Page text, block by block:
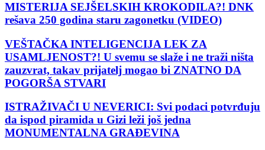
MISTERIJA SEJŠELSKIH KROKODILA?! DNK
rešava 250 godina staru zagonetku (VIDEO)
VEŠTAČKA INTELIGENCIJA LEK ZA
USAMLJENOST?! U svemu se slaže i ne traži ništa
zauzvrat, takav prijatelj mogao bi ZNATNO DA
POGORŠA STVARI
ISTRAŽIVAČI U NEVERICI: Svi podaci potvrđuju
da ispod piramida u Gizi leži još jedna
MONUMENTALNA GRAĐEVINA